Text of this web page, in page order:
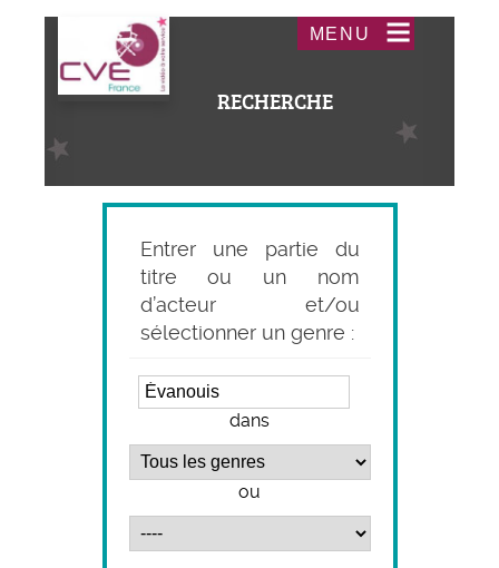
contenu
principal
menu
MENU
RECHERCHE
Entrer une partie du
titre ou un nom
d’acteur et/ou
sélectionner un genre :
dans
ou